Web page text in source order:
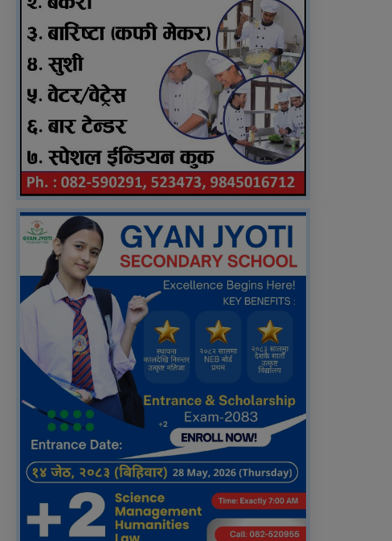
बस्न सक्छ: पोखरेल
दाङमा ९ बर्षीया बालिका
बलात्कार गर्नेलाई जन्मकैदको
फैसला